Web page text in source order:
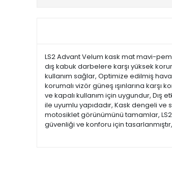
LS2 Advant Velum kask mat mavi-
dış kabuk darbelere karşı yüksek
kullanım sağlar, Optimize edilmiş
korumalı vizör güneş ışınlarına karşı
ve kapalı kullanım için uygundur, Dış
ile uyumlu yapıdadır, Kask dengeli ve
motosiklet görünümünü tamamlar,
güvenliği ve konforu için